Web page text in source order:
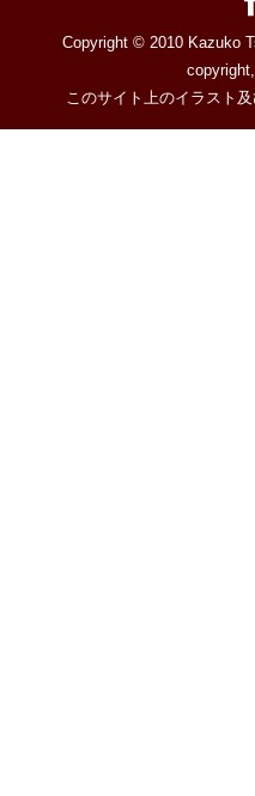
Copyright © 2010 Kazuko
このサイト上のイラスト